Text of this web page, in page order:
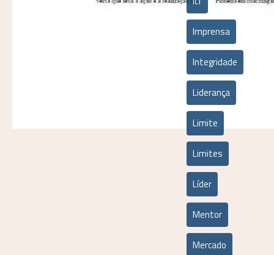
Imprensa
Integridade
Liderança
Limite
Limites
Líder
Mentor
Mercado